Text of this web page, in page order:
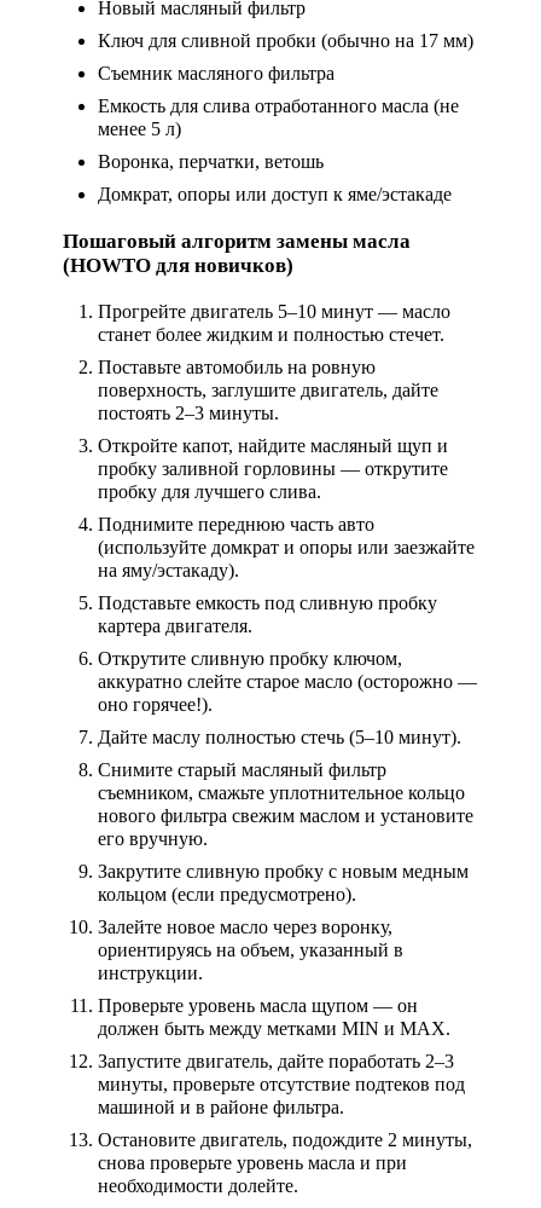
Новый масляный фильтр
Ключ для сливной пробки (обычно на 17 мм)
Съемник масляного фильтра
Емкость для слива отработанного масла (не
менее 5 л)
Воронка, перчатки, ветошь
Домкрат, опоры или доступ к яме/эстакаде
Пошаговый алгоритм замены масла
(HOWTO для новичков)
Прогрейте двигатель 5–10 минут — масло
станет более жидким и полностью стечет.
Поставьте автомобиль на ровную
поверхность, заглушите двигатель, дайте
постоять 2–3 минуты.
Откройте капот, найдите масляный щуп и
пробку заливной горловины — открутите
пробку для лучшего слива.
Поднимите переднюю часть авто
(используйте домкрат и опоры или заезжайте
на яму/эстакаду).
Подставьте емкость под сливную пробку
картера двигателя.
Открутите сливную пробку ключом,
аккуратно слейте старое масло (осторожно —
оно горячее!).
Дайте маслу полностью стечь (5–10 минут).
Снимите старый масляный фильтр
съемником, смажьте уплотнительное кольцо
нового фильтра свежим маслом и установите
его вручную.
Закрутите сливную пробку с новым медным
кольцом (если предусмотрено).
Залейте новое масло через воронку,
ориентируясь на объем, указанный в
инструкции.
Проверьте уровень масла щупом — он
должен быть между метками MIN и MAX.
Запустите двигатель, дайте поработать 2–3
минуты, проверьте отсутствие подтеков под
машиной и в районе фильтра.
Остановите двигатель, подождите 2 минуты,
снова проверьте уровень масла и при
необходимости долейте.